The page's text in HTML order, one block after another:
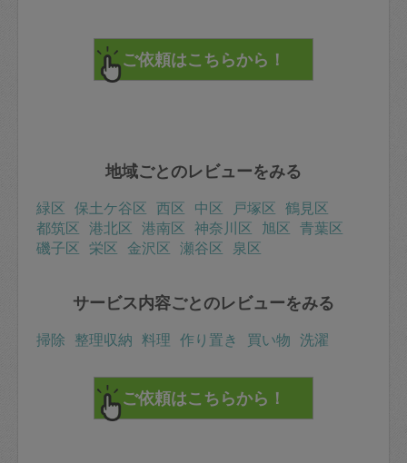
地域ごとのレビューをみる
緑区 保土ケ谷区 西区 中区 戸塚区 鶴見区
都筑区 港北区 港南区 神奈川区 旭区 青葉区
磯子区 栄区 金沢区 瀬谷区 泉区
サービス内容ごとのレビューをみる
掃除 整理収納 料理 作り置き 買い物 洗濯